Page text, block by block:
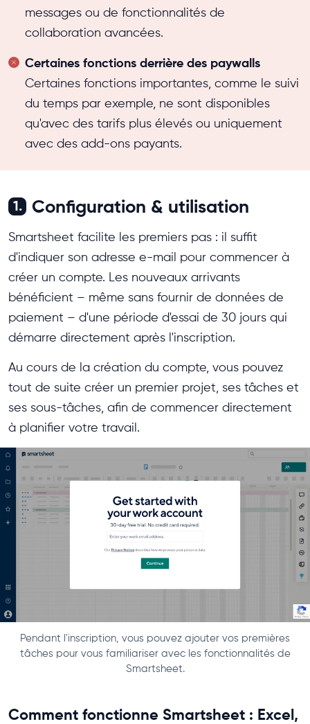
messages ou de fonctionnalités de
collaboration avancées.
Certaines fonctions derrière des paywalls
Certaines fonctions importantes, comme le suivi
du temps par exemple, ne sont disponibles
qu'avec des tarifs plus élevés ou uniquement
avec des add-ons payants.
1. Configuration & utilisation
Smartsheet facilite les premiers pas : il suffit
d'indiquer son adresse e-mail pour commencer à
créer un compte. Les nouveaux arrivants
bénéficient – même sans fournir de données de
paiement – d'une période d'essai de 30 jours qui
démarre directement après l'inscription.
Au cours de la création du compte, vous pouvez
tout de suite créer un premier projet, ses tâches et
ses sous-tâches, afin de commencer directement
à planifier votre travail.
Pendant l'inscription, vous pouvez ajouter vos premières
tâches pour vous familiariser avec les fonctionnalités de
Smartsheet.
Comment fonctionne Smartsheet : Excel,